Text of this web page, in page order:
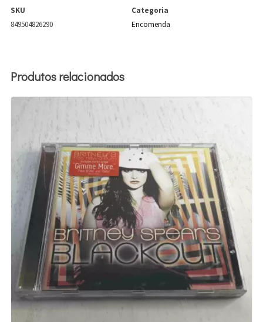
SKU
849504826290
Categoria
Encomenda
Produtos relacionados